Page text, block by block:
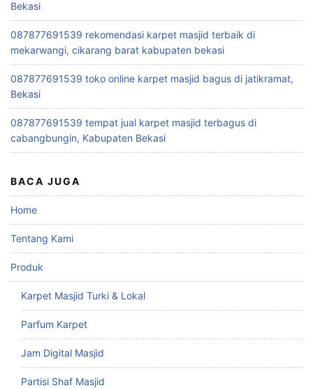
Bekasi
087877691539 rekomendasi karpet masjid terbaik di
mekarwangi, cikarang barat kabupaten bekasi
087877691539 toko online karpet masjid bagus di jatikramat,
Bekasi
087877691539 tempat jual karpet masjid terbagus di
cabangbungin, Kabupaten Bekasi
BACA JUGA
Home
Tentang Kami
Produk
Karpet Masjid Turki & Lokal
Parfum Karpet
Jam Digital Masjid
Partisi Shaf Masjid